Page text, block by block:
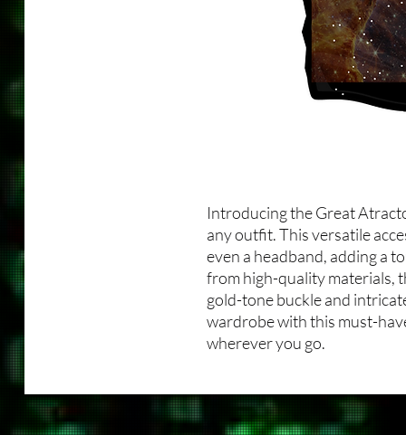
Introducing the Great
any outfit. This versatile
even a headband, adding a
from high-quality materials,
gold-tone buckle and
wardrobe with this must-
wherever you go.